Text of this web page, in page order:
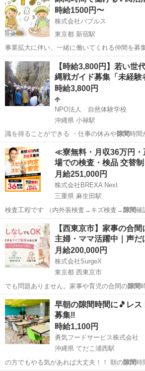
時給1500円〜
株式会社バブルス
東京都 新宿駅
事業拡大に伴い、一緒に働いてくれる仲間を募集中です✨
ウトしたお部屋を、次のゲスト様が快適に過ご
です☺️物件にある掃除道具で対応可能⭕️ ｢自分のペースで仕事を進め
たい方｣｢スキマ時間を有効...
東京 新宿区 新宿駅 清掃 Google
【時給3,800円】若い世
縄戦ガイド募集「未経験
時給3,800円
NPO法人 自然体験学校
沖縄県 小禄駅
識を得ることができる ・仕事の休みや隙間 時間
を次の世代…
沖縄 那覇市 小禄駅 その他 NPO
≪寮無料・月収36万円
場での検査・検品 交替制
月給251,000円
株式会社BREXA Next
三重県 麻生田駅
検査工程です （内外装検査→キズ検査→ 隙間確
【その他】 …いなべ市 麻生田駅 その他
【西東京市】家事の合間
主婦・ママ活躍中｜声
月給200,000円
株式会社SurgeX
東京都 西東京市
でも問題ありません。家事や育児の合間の隙間
られます。 …
東京 西東京市 その他 ライバー
早朝の隙間時間に🎵レス
募集‼️
時給1,100円
勇気フードサービス株式会社
沖縄県 てだこ浦西駅
の方でもやる気があれば大丈夫！！ 朝の隙間時